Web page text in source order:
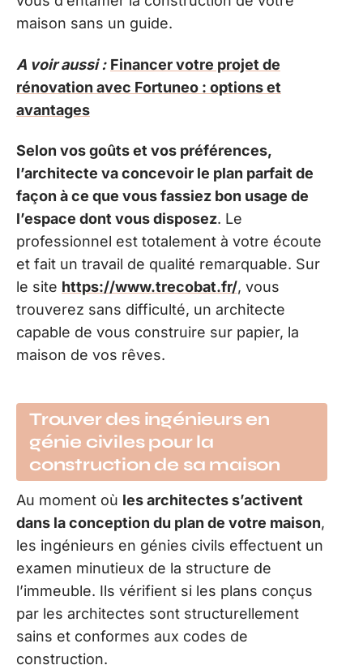
maison sans un guide.
A voir aussi : Financer votre projet de
rénovation avec Fortuneo : options et
avantages
Selon vos goûts et vos préférences,
l’architecte va concevoir le plan parfait de
façon à ce que vous fassiez bon usage de
l’espace dont vous disposez. Le
professionnel est totalement à votre écoute
et fait un travail de qualité remarquable. Sur
le site https://www.trecobat.fr/, vous
trouverez sans difficulté, un architecte
capable de vous construire sur papier, la
maison de vos rêves.
Trouver des ingénieurs en
génie civiles pour la
construction de sa maison
Au moment où les architectes s’activent
dans la conception du plan de votre maison,
les ingénieurs en génies civils effectuent un
examen minutieux de la structure de
l’immeuble. Ils vérifient si les plans conçus
par les architectes sont structurellement
sains et conformes aux codes de
construction.